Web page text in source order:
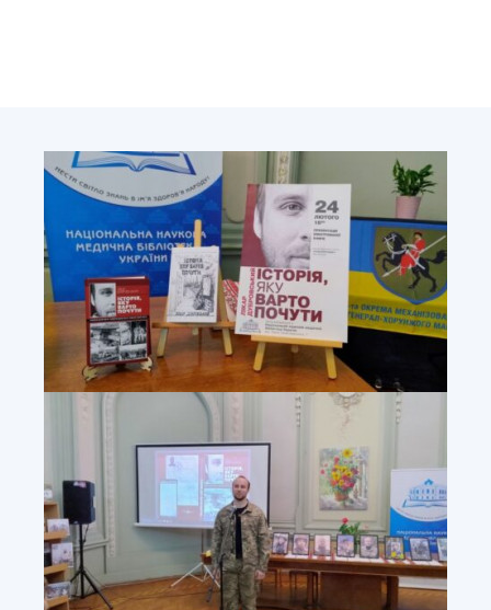
КОНТАКТИ
ПРОФСПІЛКА НАН УКРАЇНИ
КАБІНЕТ